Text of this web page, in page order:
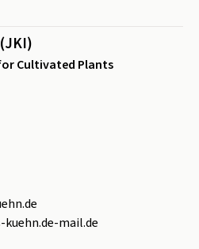
Cultivated Plants
mail.de